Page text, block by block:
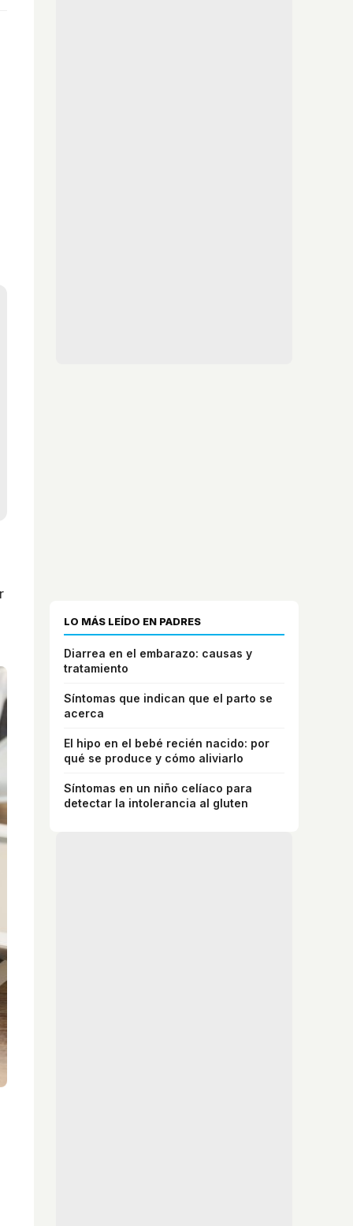
LO MÁS LEÍDO EN PADRES
Diarrea en el embarazo: causas y
tratamiento
Síntomas que indican que el parto se
acerca
El hipo en el bebé recién nacido: por
qué se produce y cómo aliviarlo
Síntomas en un niño celíaco para
detectar la intolerancia al gluten